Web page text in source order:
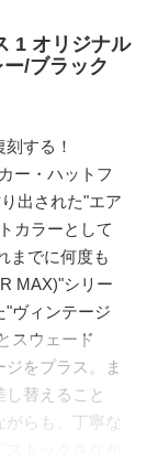
1 オリジナル
/ブラック
する！
ー・ハットフ
出された"エア
カラーとして
までに何度も
MAX)"シリー
"ヴィンテージ
スウェード
をプラス。ま
替えること
らも、丁寧な